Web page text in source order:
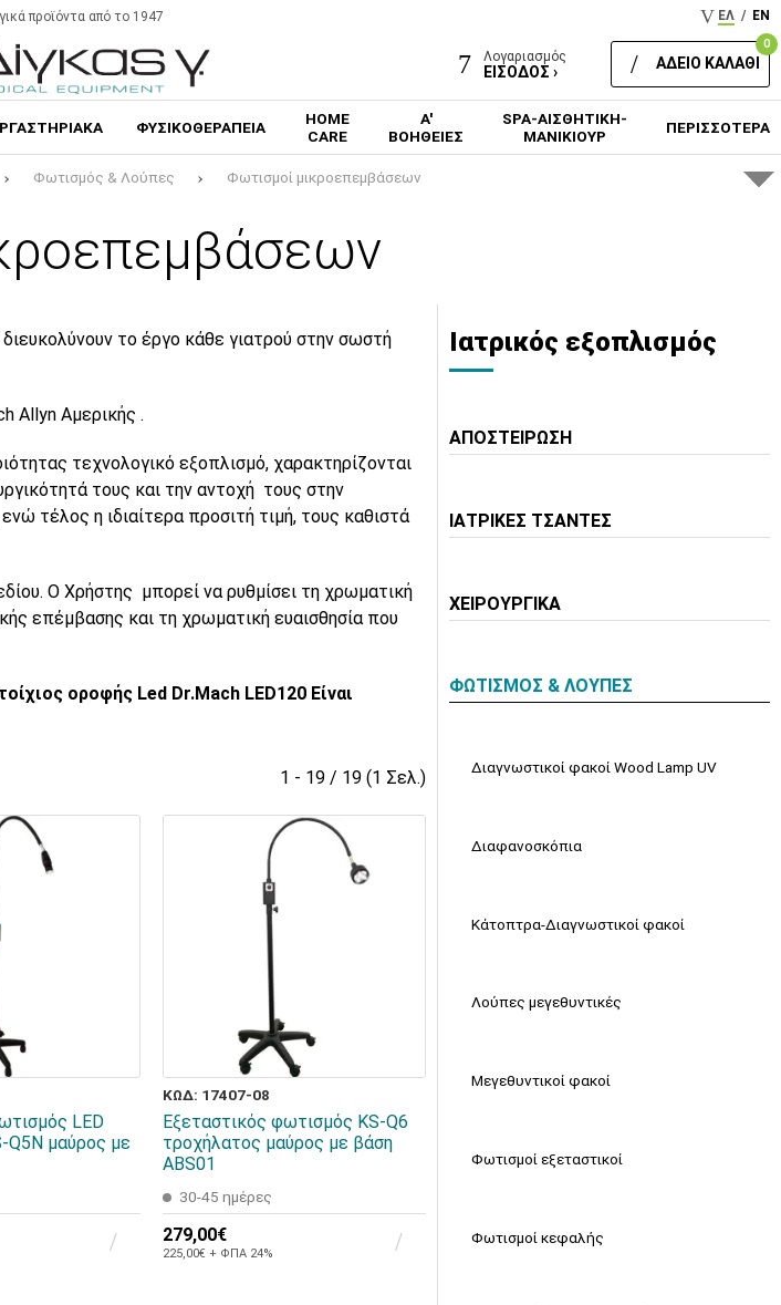
προϊόντα από το 1947 ΕΛ / EN
Λογαριασμός
ΕΙΣΟΔΟΣ ›
0
ΑΔΕΙΟ ΚΑΛΑΘΙ
ΦΥΣΙΚΟΘΕΡΑΠΕΙΑ
HOME
CARE
Α'
ΒΟΗΘΕΙΕΣ
SPA-ΑΙΣΘΗΤΙΚΗ-
ΜΑΝΙΚΙΟΥΡ
ΠΕΡΙΣΣΟΤΕΡΑ
Φωτισμός & Λούπες Φωτισμοί μικροεπεμβάσεων
το έργο κάθε γιατρού στην σωστή
Allyn Αμερικής .
τεχνολογικό εξοπλισμό, χαρακτηρίζονται
τους και την αντοχή τους στην
τέλος η ιδιαίτερα προσιτή τιμή, τους καθιστά
Ο Χρήστης μπορεί να ρυθμίσει τη χρωματική
επέμβασης και τη χρωματική ευαισθησία που
οροφής Led Dr.Mach LED120 Είναι
1 - 19 / 19 (1 Σελ.)
LED
Q5N μαύρος με
ΚΩΔ: 17407-08
Εξεταστικός φωτισμός KS-Q6
τροχήλατος μαύρος με βάση
ABS01
30-45 ημέρες
279,00€
225,00€ + ΦΠΑ 24%
Ιατρικός εξοπλισμός
ΑΠΟΣΤΕΙΡΩΣΗ
ΙΑΤΡΙΚΕΣ ΤΣΑΝΤΕΣ
ΧΕΙΡΟΥΡΓΙΚΑ
ΦΩΤΙΣΜΟΣ & ΛΟΥΠΕΣ
Διαγνωστικοί φακοί Wood Lamp UV
Διαφανοσκόπια
Κάτοπτρα-Διαγνωστικοί φακοί
Λούπες μεγεθυντικές
Μεγεθυντικοί φακοί
Φωτισμοί εξεταστικοί
Φωτισμοί κεφαλής